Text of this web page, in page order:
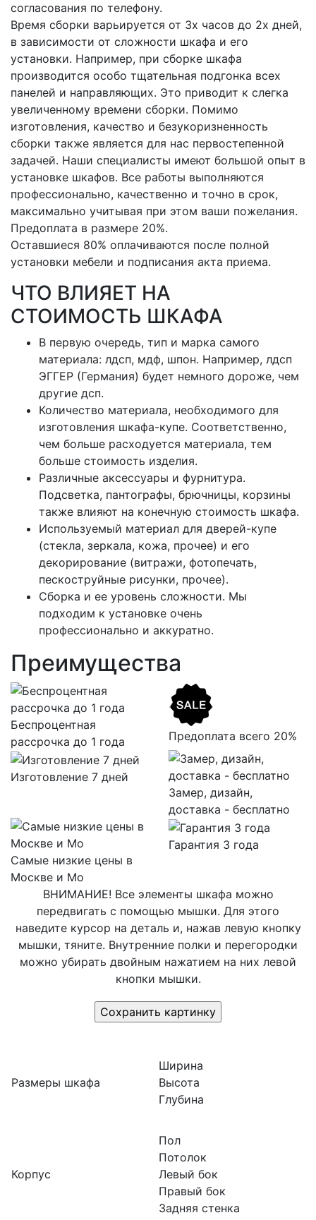
согласования по телефону.
Время сборки варьируется от 3х часов до 2х дней,
в зависимости от сложности шкафа и его
установки. Например, при сборке шкафа
производится особо тщательная подгонка всех
панелей и направляющих. Это приводит к слегка
увеличенному времени сборки. Помимо
изготовления, качество и безукоризненность
сборки также является для нас первостепенной
задачей. Наши специалисты имеют большой опыт в
установке шкафов. Все работы выполняются
профессионально, качественно и точно в срок,
максимально учитывая при этом ваши пожелания.
Предоплата в размере 20%.
Оставшиеся 80% оплачиваются после полной
установки мебели и подписания акта приема.
ЧТО ВЛИЯЕТ НА
СТОИМОСТЬ ШКАФА
В первую очередь, тип и марка самого
материала: лдсп, мдф, шпон. Например, лдсп
ЭГГЕР (Германия) будет немного дороже, чем
другие дсп.
Количество материала, необходимого для
изготовления шкафа-купе. Соответственно,
чем больше расходуется материала, тем
больше стоимость изделия.
Различные аксессуары и фурнитура.
Подсветка, пантографы, брючницы, корзины
также влияют на конечную стоимость шкафа.
Используемый материал для дверей-купе
(стекла, зеркала, кожа, прочее) и его
декорирование (витражи, фотопечать,
пескоструйные рисунки, прочее).
Сборка и ее уровень сложности. Мы
подходим к установке очень
профессионально и аккуратно.
Преимущества
Беспроцентная
рассрочка до 1 года
Предоплата всего 20%
Изготовление 7 дней
Замер, дизайн,
доставка - бесплатно
Самые низкие цены в
Москве и Мо
Гарантия 3 года
ВНИМАНИЕ! Все элементы шкафа можно
передвигать с помощью мышки. Для этого
наведите курсор на деталь и, нажав левую кнопку
мышки, тяните. Внутренние полки и перегородки
можно убирать двойным нажатием на них левой
кнопки мышки.
Размеры шкафа
Корпус
Ширина
Высота
Глубина
Пол
Потолок
Левый бок
Правый бок
Задняя стенка